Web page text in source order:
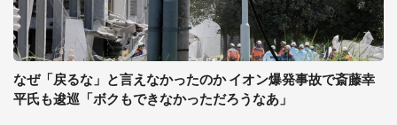
なぜ「戻るな」と言えなかったのか イオン爆発事故で斎藤幸
平氏も逡巡「ボクもできなかっただろうなあ」